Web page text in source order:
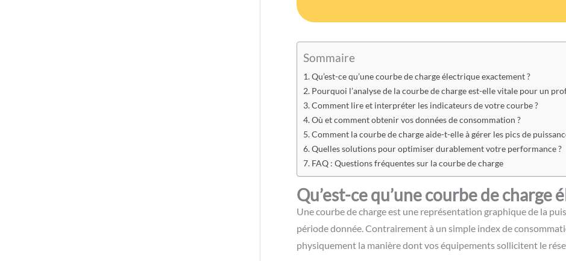
Sommaire
Qu’est-ce qu’une courbe de charge électrique exactement ?
Pourquoi l’analyse de la courbe de charge est-elle vitale pour un
Comment lire et interpréter les indicateurs de votre courbe ?
Où et comment obtenir vos données de consommation ?
Comment la courbe de charge aide-t-elle à gérer les pics de
Quelles solutions pour optimiser durablement votre performance ?
FAQ : Questions fréquentes sur la courbe de charge
Qu’est-ce qu’une courbe de charge
Une courbe de charge est une représentation graphique de la
période donnée. Contrairement à un simple index de
physiquement la manière dont vos équipements sollicitent le